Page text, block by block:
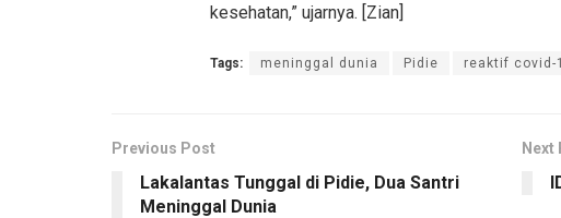
kesehatan,” ujarnya. [Zian]
Tags: meninggal dunia Pidie reaktif covid-
Previous Post
Lakalantas Tunggal di Pidie, Dua Santri
Meninggal Dunia
Next